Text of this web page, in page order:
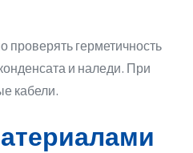
проверять герметичность
и наледи. При
кабели.